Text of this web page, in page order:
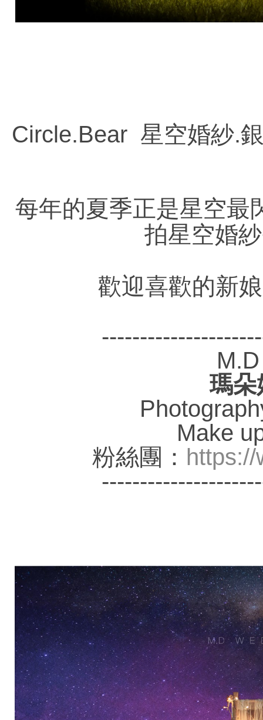
Circle.Bear 星空婚紗.
每年的夏季正是星空最
拍星空婚
歡迎喜歡的新
瑪朵
Make
粉絲團：